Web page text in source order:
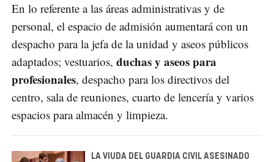
En lo referente a las áreas administrativas y de
personal, el espacio de admisión aumentará con un
despacho para la jefa de la unidad y aseos públicos
adaptados; vestuarios, duchas y aseos para
profesionales, despacho para los directivos del
centro, sala de reuniones, cuarto de lencería y varios
espacios para almacén y limpieza.
LA VIUDA DEL GUARDIA CIVIL ASESINADO